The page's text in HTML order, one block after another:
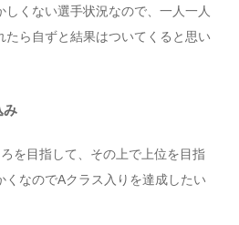
くない選手状況なので、一人一人
たら自ずと結果はついてくると思い
み
を目指して、その上で上位を目指
くなのでAクラス入りを達成したい